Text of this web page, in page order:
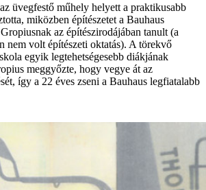
üvegfestő műhely helyett a praktikusabb
miközben építészetet a Bauhaus
az építészirodájában tanult (a
nem volt építészeti oktatás). A törekvő
egyik legtehetségesebb diákjának
meggyőzte, hogy vegye át az
így a 22 éves zseni a Bauhaus legfiatalabb